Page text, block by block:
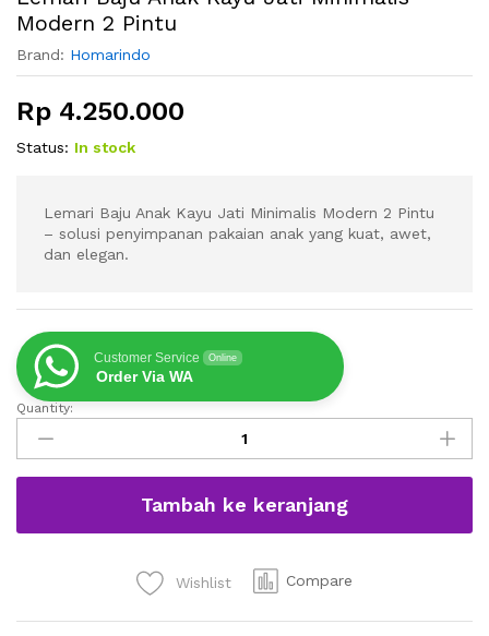
Modern 2 Pintu
Brand: Homarindo
Rp 4.250.000
Status: In stock
Lemari Baju Anak Kayu Jati Minimalis Modern 2 Pintu
– solusi penyimpanan pakaian anak yang kuat, awet,
dan elegan.
Customer Service Online
Order Via WA
Lemari
Baju
Anak
Kayu
Minimalis
Quantity:
Tambah ke keranjang
Wishlist Compare